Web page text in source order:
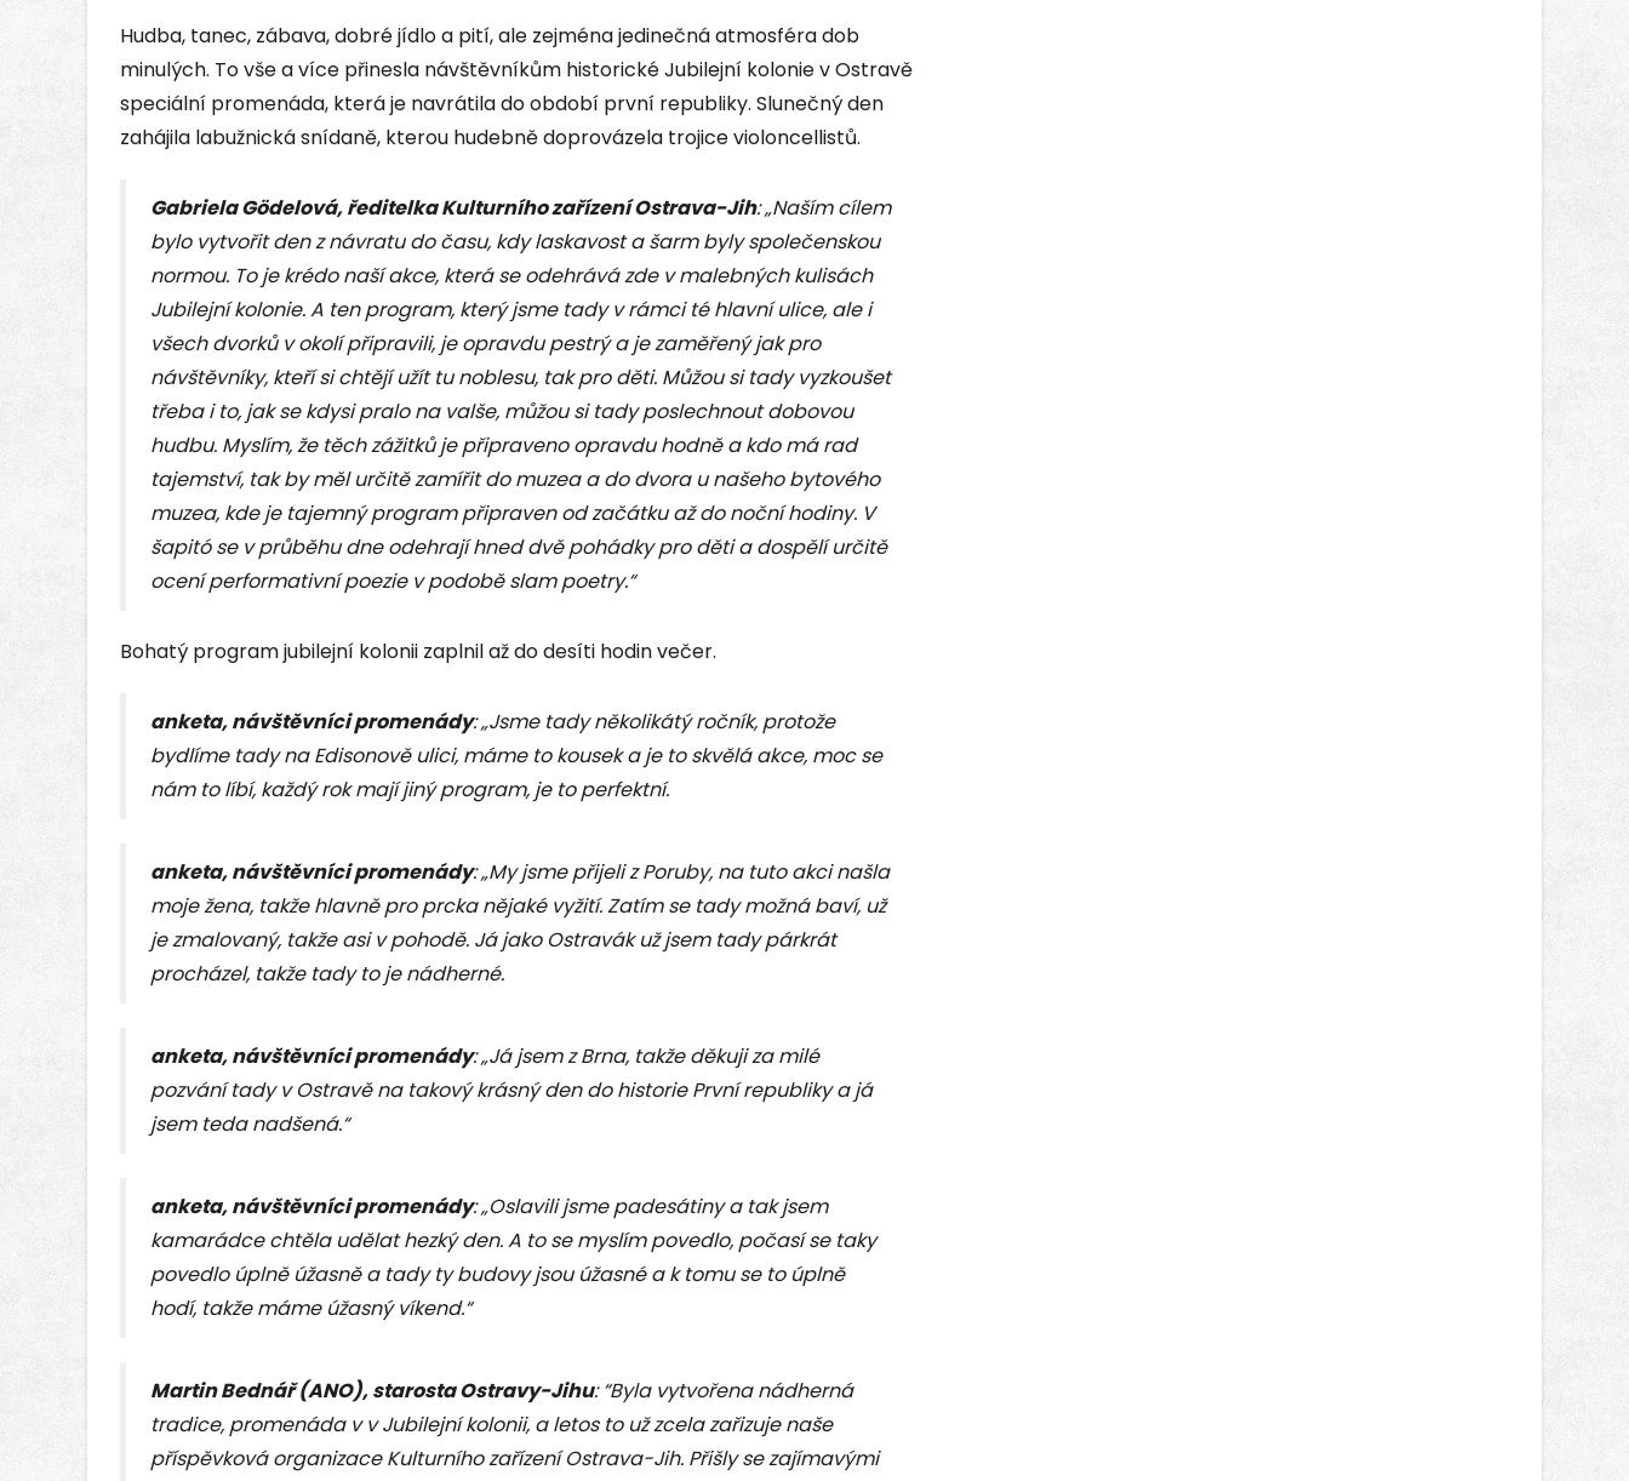
Hudba, tanec, zábava, dobré jídlo a pití, ale zejména jedinečná atmosféra dob
minulých. To vše a více přinesla návštěvníkům historické Jubilejní kolonie v Ostravě
speciální promenáda, která je navrátila do období první republiky. Slunečný den
zahájila labužnická snídaně, kterou hudebně doprovázela trojice violoncellistů.
Gabriela Gödelová, ředitelka Kulturního zařízení Ostrava-Jih: „Naším cílem
bylo vytvořit den z návratu do času, kdy laskavost a šarm byly společenskou
normou. To je krédo naší akce, která se odehrává zde v malebných kulisách
Jubilejní kolonie. A ten program, který jsme tady v rámci té hlavní ulice, ale i
všech dvorků v okolí připravili, je opravdu pestrý a je zaměřený jak pro
návštěvníky, kteří si chtějí užít tu noblesu, tak pro děti. Můžou si tady vyzkoušet
třeba i to, jak se kdysi pralo na valše, můžou si tady poslechnout dobovou
hudbu. Myslím, že těch zážitků je připraveno opravdu hodně a kdo má rad
tajemství, tak by měl určitě zamířit do muzea a do dvora u našeho bytového
muzea, kde je tajemný program připraven od začátku až do noční hodiny. V
šapitó se v průběhu dne odehrají hned dvě pohádky pro děti a dospělí určitě
ocení performativní poezie v podobě slam poetry.“
Bohatý program jubilejní kolonii zaplnil až do desíti hodin večer.
anketa, návštěvníci promenády: „Jsme tady několikátý ročník, protože
bydlíme tady na Edisonově ulici, máme to kousek a je to skvělá akce, moc se
nám to líbí, každý rok mají jiný program, je to perfektní.
anketa, návštěvníci promenády: „My jsme přijeli z Poruby, na tuto akci našla
moje žena, takže hlavně pro prcka nějaké vyžití. Zatím se tady možná baví, už
je zmalovaný, takže asi v pohodě. Já jako Ostravák už jsem tady párkrát
procházel, takže tady to je nádherné.
anketa, návštěvníci promenády: „Já jsem z Brna, takže děkuji za milé
pozvání tady v Ostravě na takový krásný den do historie První republiky a já
jsem teda nadšená.“
anketa, návštěvníci promenády: „Oslavili jsme padesátiny a tak jsem
kamarádce chtěla udělat hezký den. A to se myslím povedlo, počasí se taky
povedlo úplně úžasně a tady ty budovy jsou úžasné a k tomu se to úplně
hodí, takže máme úžasný víkend.“
Martin Bednář (ANO), starosta Ostravy-Jihu: “Byla vytvořena nádherná
tradice, promenáda v v Jubilejní kolonii, a letos to už zcela zařizuje naše
příspěvková organizace Kulturního zařízení Ostrava-Jih. Přišly se zajímavými